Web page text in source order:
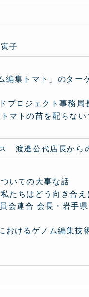
子
集トマト」のター
プロジェクト事務局
マトの苗を配らな
渡邊公代店長から
いての大事な話
たちはどう向き合え
会連合 会長・岩手
けるゲノム編集技